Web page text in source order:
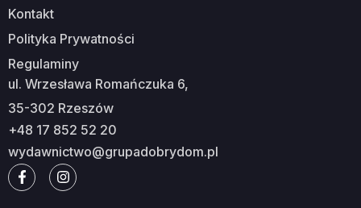
Kontakt
Polityka Prywatności
Regulaminy
ul. Wrzesława Romańczuka 6,
35-302 Rzeszów
+48 17 852 52 20
wydawnictwo@grupadobrydom.pl